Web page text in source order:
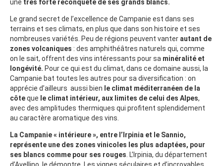
une très forte reconquête de ses grands blancs.
Le grand secret de l’excellence de Campanie est dans ses
terrains et ses climats, en plus que dans son histoire et ses
nombreuses variétés. Peu de régions peuvent vanter autant de
zones volcaniques : des amphithéâtres naturels qui, comme
on le sait, offrent des vins intéressants pour sa minéralité et
longévité. Pour ce qui est du climat, dans ce domaine aussi, la
Campanie bat toutes les autres pour sa diversification : on
apprécie d’ailleurs aussi bien le climat méditerranéen de la
côteque le climat intérieur, aux limites de celui des Alpes,
avec des amplitudes thermiques qui profitent splendidement
au caractère aromatique des vins.
La Campanie « intérieure », entre l’Irpinia et le Sannio,
représente une des zones vinicoles les plus adaptées, pour
ses blancs comme pour ses rouges . L’Irpinia, du département